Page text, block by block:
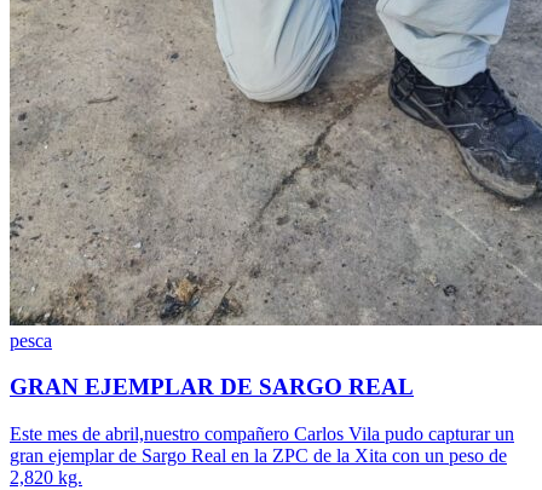
pesca
GRAN EJEMPLAR DE SARGO REAL
Este mes de abril,nuestro compañero Carlos Vila pudo capturar un
gran ejemplar de Sargo Real en la ZPC de la Xita con un peso de
2,820 kg.